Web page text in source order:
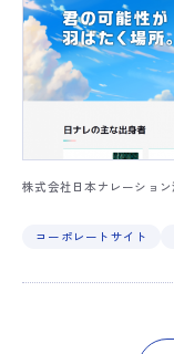
株式会社日本ナレーショ
コーポレートサイト